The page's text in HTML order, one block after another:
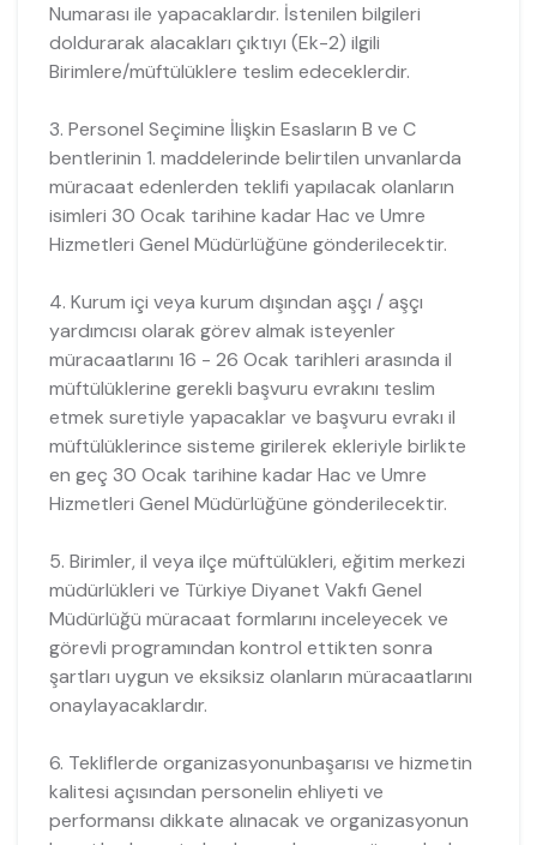
Numarası ile yapacaklardır. İstenilen bilgileri
doldurarak alacakları çıktıyı (Ek-2) ilgili
Birimlere/müftülüklere teslim edeceklerdir.
3. Personel Seçimine İlişkin Esasların B ve C
bentlerinin 1. maddelerinde belirtilen unvanlarda
müracaat edenlerden teklifi yapılacak olanların
isimleri 30 Ocak tarihine kadar Hac ve Umre
Hizmetleri Genel Müdürlüğüne gönderilecektir.
4. Kurum içi veya kurum dışından aşçı / aşçı
yardımcısı olarak görev almak isteyenler
müracaatlarını 16 - 26 Ocak tarihleri arasında il
müftülüklerine gerekli başvuru evrakını teslim
etmek suretiyle yapacaklar ve başvuru evrakı il
müftülüklerince sisteme girilerek ekleriyle birlikte
en geç 30 Ocak tarihine kadar Hac ve Umre
Hizmetleri Genel Müdürlüğüne gönderilecektir.
5. Birimler, il veya ilçe müftülükleri, eğitim merkezi
müdürlükleri ve Türkiye Diyanet Vakfı Genel
Müdürlüğü müracaat formlarını inceleyecek ve
görevli programından kontrol ettikten sonra
şartları uygun ve eksiksiz olanların müracaatlarını
onaylayacaklardır.
6. Tekliflerde organizasyonunbaşarısı ve hizmetin
kalitesi açısından personelin ehliyeti ve
performansı dikkate alınacak ve organizasyonun